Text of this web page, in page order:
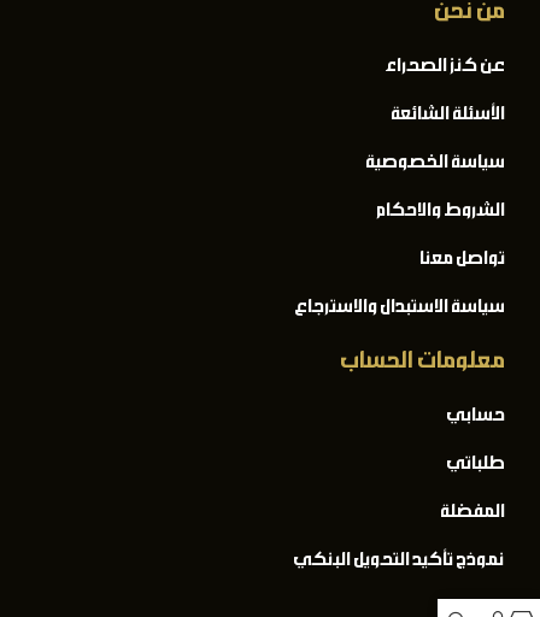
من نحن
عن كنز الصحراء
الأسئلة الشائعة
سياسة الخصوصية
الشروط والاحكام
تواصل معنا
سياسة الاستبدال والاسترجاع
معلومات الحساب
حسابي
طلباتي
المفضلة
نموذج تأكيد التحويل البنكي
المدونة